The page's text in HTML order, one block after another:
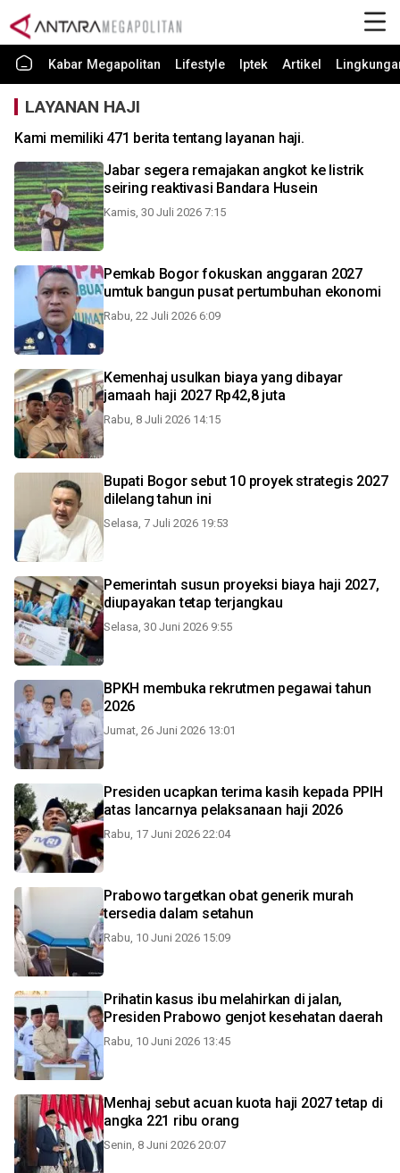
Kabar Megapolitan Lifestyle Iptek Artikel
LAYANAN HAJI
Kami memiliki 471 berita tentang layanan haji.
Jabar segera remajakan angkot ke listrik
seiring reaktivasi Bandara Husein
Kamis, 30 Juli 2026 7:15
Pemkab Bogor fokuskan anggaran 2027
umtuk bangun pusat pertumbuhan ekonomi
Rabu, 22 Juli 2026 6:09
Kemenhaj usulkan biaya yang dibayar
jamaah haji 2027 Rp42,8 juta
Rabu, 8 Juli 2026 14:15
Bupati Bogor sebut 10 proyek strategis 2027
dilelang tahun ini
Selasa, 7 Juli 2026 19:53
Pemerintah susun proyeksi biaya haji 2027,
diupayakan tetap terjangkau
Selasa, 30 Juni 2026 9:55
BPKH membuka rekrutmen pegawai tahun
2026
Jumat, 26 Juni 2026 13:01
Presiden ucapkan terima kasih kepada PPIH
atas lancarnya pelaksanaan haji 2026
Rabu, 17 Juni 2026 22:04
Prabowo targetkan obat generik murah
tersedia dalam setahun
Rabu, 10 Juni 2026 15:09
Prihatin kasus ibu melahirkan di jalan,
Presiden Prabowo genjot kesehatan daerah
Rabu, 10 Juni 2026 13:45
Menhaj sebut acuan kuota haji 2027 tetap di
angka 221 ribu orang
Senin, 8 Juni 2026 20:07